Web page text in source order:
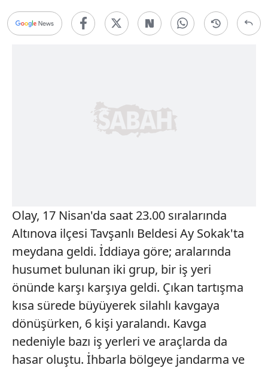
Olay, 17 Nisan'da saat 23.00 sıralarında
Altınova ilçesi Tavşanlı Beldesi Ay Sokak'ta
meydana geldi. İddiaya göre; aralarında
husumet bulunan iki grup, bir iş yeri
önünde karşı karşıya geldi. Çıkan tartışma
kısa sürede büyüyerek silahlı kavgaya
dönüşürken, 6 kişi yaralandı. Kavga
nedeniyle bazı iş yerleri ve araçlarda da
hasar oluştu. İhbarla bölgeye jandarma ve